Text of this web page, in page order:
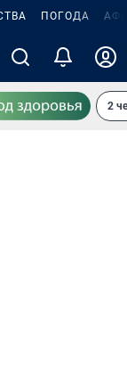
ПОГОДА
2